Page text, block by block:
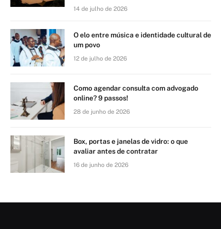
14 de julho de 2026
O elo entre música e identidade cultural de
um povo
12 de julho de 2026
Como agendar consulta com advogado
online? 9 passos!
28 de junho de 2026
Box, portas e janelas de vidro: o que
avaliar antes de contratar
16 de junho de 2026